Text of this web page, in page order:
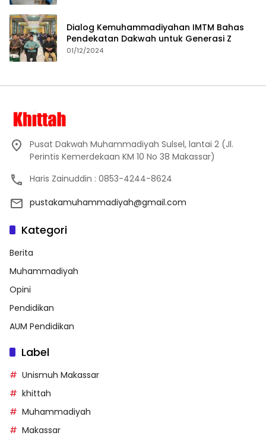
Dialog Kemuhammadiyahan IMTM Bahas
Pendekatan Dakwah untuk Generasi Z
01/12/2024
Pusat Dakwah Muhammadiyah Sulsel, lantai 2 (Jl.
Perintis Kemerdekaan KM 10 No 38 Makassar)
Haris Zainuddin : 0853-4244-8624
pustakamuhammadiyah@gmail.com
Kategori
Berita
Muhammadiyah
Opini
Pendidikan
AUM Pendidikan
Label
Unismuh Makassar
khittah
Muhammadiyah
Makassar